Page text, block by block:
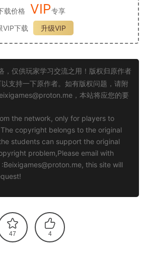
载价格 VIP专享
VIP下载
升级VIP
，仅供玩家学习交流之用！版权归原作者
支持一下原作者。如有版权问题，请附
，本站将应您的要
the network, only for players to
copyright belongs to the original
students can support the original
problem,Please email with
Beixigames@proton.me, this site will
47 4